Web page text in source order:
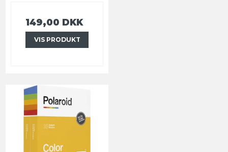
149,00 DKK
VIS PRODUKT